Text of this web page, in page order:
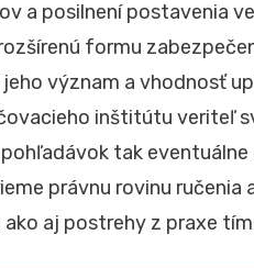
a posilnení postavenia
formu
význam a vhodnosť
inštitútu veriteľ
tak
právnu rovinu
aj postrehy z praxe